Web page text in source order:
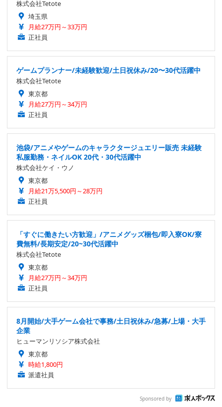
株式会社Tetote
埼玉県
月給27万円～33万円
正社員
ゲームプランナー/未経験歓迎/土日祝休み/20〜30代活躍中
株式会社Tetote
東京都
月給27万円～34万円
正社員
池袋/アニメやゲームのキャラクタージュエリー販売 未経験
私服勤務・ネイルOK 20代・30代活躍中
株式会社ケイ・ウノ
東京都
月給21万5,500円～28万円
正社員
「すぐに働きたい方歓迎」/アニメグッズ梱包/即入寮OK/寮
費無料/長期安定/20~30代活躍中
株式会社Tetote
東京都
月給27万円～34万円
正社員
8月開始/大手ゲーム会社で事務/土日祝休み/急募/上場・大手
企業
ヒューマンリソシア株式会社
東京都
時給1,800円
派遣社員
Sponsored by